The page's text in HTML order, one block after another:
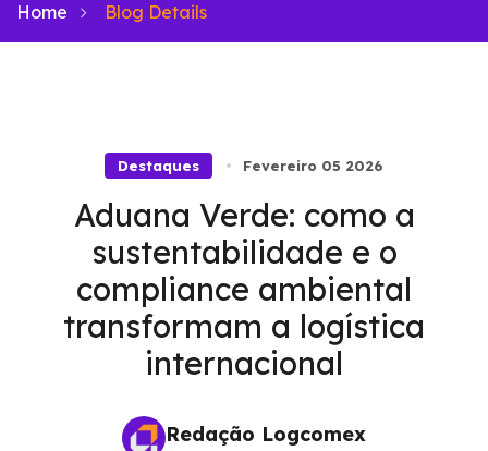
Home Blog Details
Destaques Fevereiro 05 2026
Aduana Verde: como a
sustentabilidade e o
compliance ambiental
transformam a logística
internacional
Redação Logcomex